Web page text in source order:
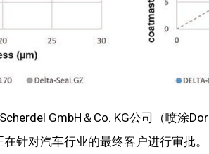
GmbH＆Co. KG公司（喷涂
针对汽车行业的最终客户进行审批。